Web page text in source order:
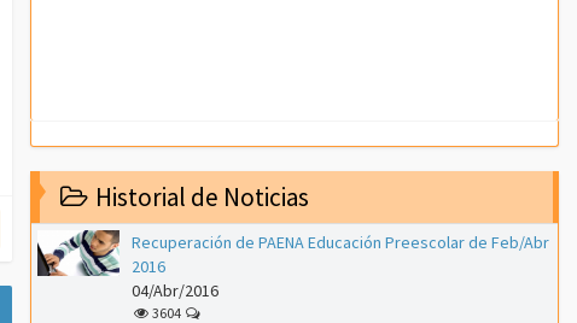
Historial de Noticias
Recuperación de PAENA Educación Preescolar de Feb/Abr
2016
04/Abr/2016
3604